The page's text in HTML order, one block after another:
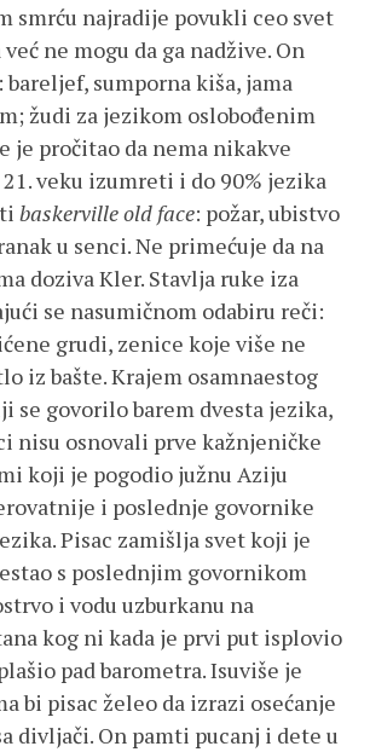
smrću najradije povukli ceo svet
već ne mogu da ga nadžive. On
bareljef, sumporna kiša, jama
žudi za jezikom oslobođenim
je pročitao da nema nikakve
21. veku izumreti i do 90% jezika
baskerville old face: požar, ubistvo
u senci. Ne primećuje da na
doziva Kler. Stavlja ruke iza
se nasumičnom odabiru reči:
grudi, zenice koje više ne
iz bašte. Krajem osamnaestog
se govorilo barem dvesta jezika,
nisu osnovali prve kažnjeničke
koji je pogodio južnu Aziju
i poslednje govornike
Pisac zamišlja svet koji je
s poslednjim govornikom
i vodu uzburkanu na
kog ni kada je prvi put isplovio
pad barometra. Isuviše je
bi pisac želeo da izrazi osećanje
divljači. On pamti pucanj i dete u